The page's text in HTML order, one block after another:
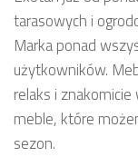
tarasowych i
Marka ponad
użytkowników.
relaks i
meble, które
sezon.